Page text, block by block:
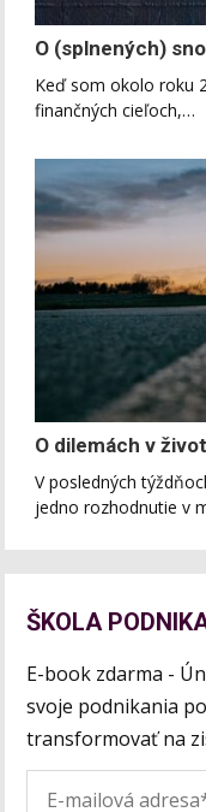
O (splnených)
Keď som okolo roku
finančných cieľoch,…
O dilemách v
V posledných
jedno rozhodnutie v
ŠKOLA
E-book zdarma -
svoje podnikania
transformovať na